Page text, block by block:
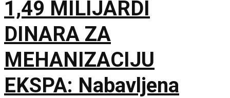
1,49 MILIJARDI
DINARA ZA
MEHANIZACIJU
EKSPA: Nabavljena